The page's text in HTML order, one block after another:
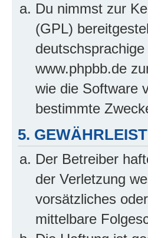
Du nimmst zur
(GPL)
www.phpbb.de
wie die Software
bestimmte
5.
Der Betreiber
der Verletzung
vorsätzliches
mittelbare